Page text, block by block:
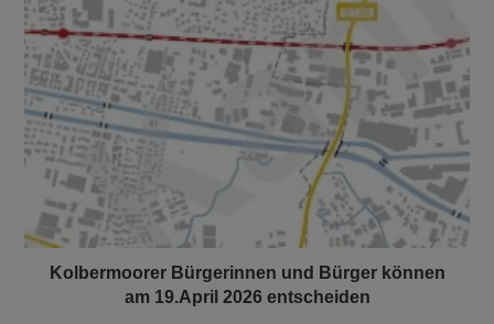
Kolbermoorer Bürgerinnen und Bürger können
am 19.April 2026 entscheiden